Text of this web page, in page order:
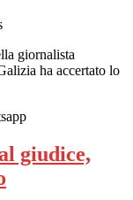
giornalista
ha accertato lo
giudice,